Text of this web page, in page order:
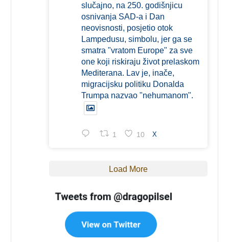
slučajno, na 250. godišnjicu
osnivanja SAD-a i Dan
neovisnosti, posjetio otok
Lampedusu, simbolu, jer ga se
smatra "vratom Europe" za sve
one koji riskiraju život prelaskom
Mediterana. Lav je, inače,
migracijsku politiku Donalda
Trumpa nazvao "nehumanom".
1 10 X
Load More